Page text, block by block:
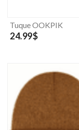
Tuque OOKPIK
24.99$